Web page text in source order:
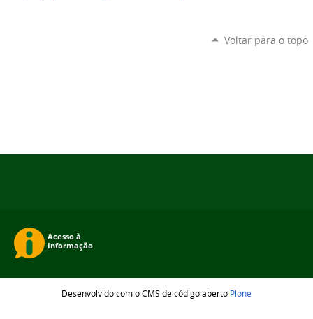
Voltar para o topo
Desenvolvido com o CMS de código aberto Plone